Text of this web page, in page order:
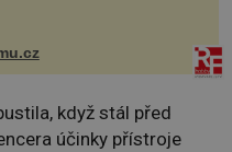
naše neduhy.
v malém množství ně...
když stál před
účinky přístroje